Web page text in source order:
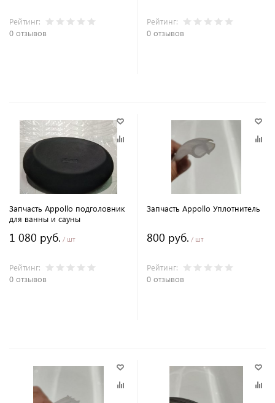
Рейтинг:
0 отзывов
Рейтинг:
0 отзывов
Запчасть Appollo подголовник
для ванны и сауны
1 080 руб. / шт
Рейтинг:
0 отзывов
Запчасть Appollo Уплотнитель
800 руб. / шт
Рейтинг:
0 отзывов